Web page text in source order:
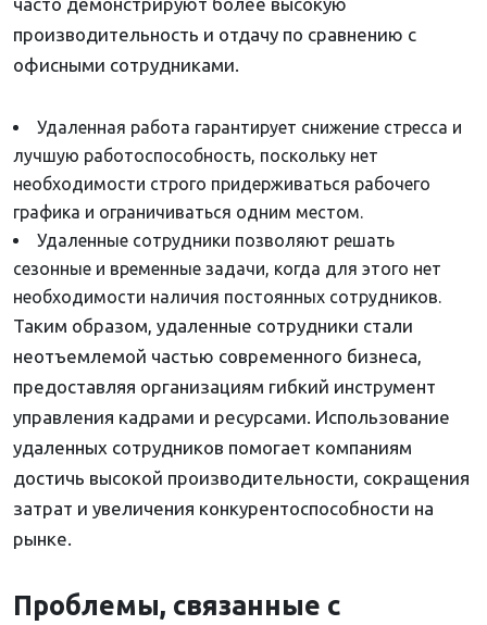
часто демонстрируют более высокую
производительность и отдачу по сравнению с
офисными сотрудниками.
Удаленная работа гарантирует снижение стресса и
лучшую работоспособность, поскольку нет
необходимости строго придерживаться рабочего
графика и ограничиваться одним местом.
Удаленные сотрудники позволяют решать
сезонные и временные задачи, когда для этого нет
необходимости наличия постоянных сотрудников.
Таким образом, удаленные сотрудники стали
неотъемлемой частью современного бизнеса,
предоставляя организациям гибкий инструмент
управления кадрами и ресурсами. Использование
удаленных сотрудников помогает компаниям
достичь высокой производительности, сокращения
затрат и увеличения конкурентоспособности на
рынке.
Проблемы, связанные с